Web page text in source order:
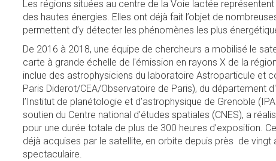
external)
Les régions situées au centre de la Voie lactée
des hautes énergies. Elles ont déjà fait l’objet de
permettent d’y détecter les phénomènes les plus
De 2016 à 2018, une équipe de chercheurs a mobilisé le
carte à grande échelle de l'émission en rayons X de la
inclue des astrophysiciens du laboratoire Astroparticule et
Paris Diderot/CEA/Observatoire de Paris), du département
l’Institut de planétologie et d’astrophysique de Grenoble
soutien du Centre national d'études spatiales (CNES), a
pour une durée totale de plus de 300 heures d’exposition.
déjà acquises par le satellite, en orbite depuis près de
spectaculaire.